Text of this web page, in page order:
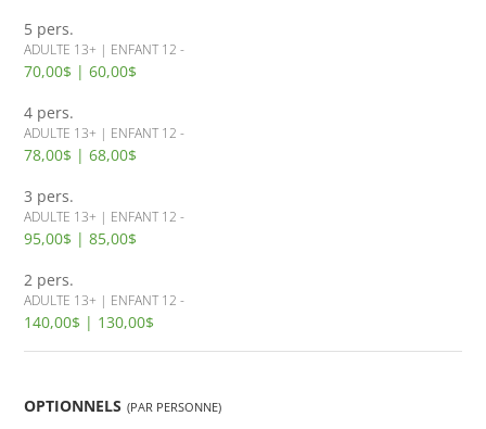
5 pers.
ADULTE 13+ | ENFANT 12 -
70,00$ | 60,00$
4 pers.
ADULTE 13+ | ENFANT 12 -
78,00$ | 68,00$
3 pers.
ADULTE 13+ | ENFANT 12 -
95,00$ | 85,00$
2 pers.
ADULTE 13+ | ENFANT 12 -
140,00$ | 130,00$
OPTIONNELS (PAR PERSONNE)